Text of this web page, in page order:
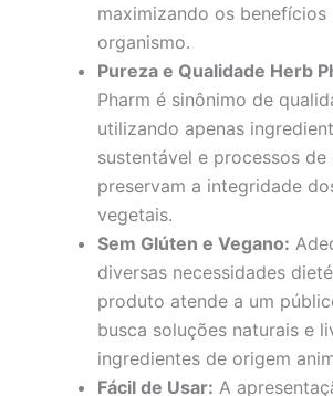
maximizando os benefícios
organismo.
Pureza e Qualidade Herb
Pharm é sinônimo de
utilizando apenas
sustentável e processos
preservam a integridade
vegetais.
Sem Glúten e Vegano:
diversas necessidades
produto atende a um
busca soluções naturais e
ingredientes de origem
Fácil de Usar: A